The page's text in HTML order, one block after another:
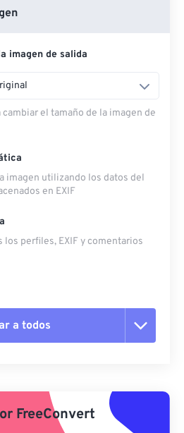
imagen de salida
el tamaño de la imagen de
imagen utilizando los datos del
en EXIF
los perfiles, EXIF ​​y comentarios
a todos
ajuste preestablecido
FreeConvert